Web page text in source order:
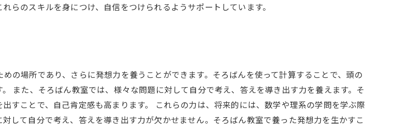
らのスキルを身につけ、自信をつけられるようサポートしています。
の場所であり、さらに発想力を養うことができます。そろばんを使って計算することで、頭の
また、そろばん教室では、様々な問題に対して自分で考え、答えを導き出す力を養えます。そ
すことで、自己肯定感も高まります。 これらの力は、将来的には、数学や理系の学問を学ぶ際
して自分で考え、答えを導き出す力が欠かせません。そろばん教室で養った発想力を生かすこ